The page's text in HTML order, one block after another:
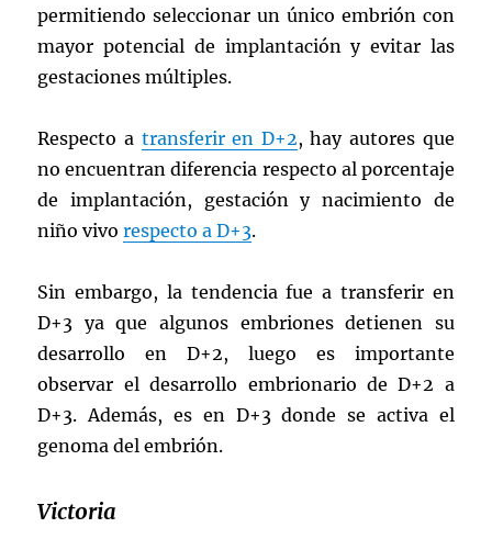
permitiendo seleccionar un único embrión con
mayor potencial de implantación y evitar las
gestaciones múltiples.
Respecto a transferir en D+2, hay autores que
no encuentran diferencia respecto al porcentaje
de implantación, gestación y nacimiento de
niño vivorespecto a D+3.
Sin embargo, la tendencia fue a transferir en
D+3 ya que algunos embriones detienen su
desarrollo en D+2, luego es importante
observar el desarrollo embrionario de D+2 a
D+3. Además, es en D+3 donde se activa el
genoma del embrión.
Victoria